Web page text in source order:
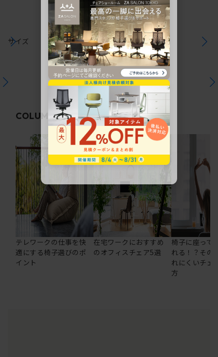
サイズ
COLUMN関連コラム
テレワークの仕事を快
適にする椅子選びのポ
イント
在宅ワークにおすすめ
のオフィスチェア5選
椅子に座って
れる！？その
れにくいチェ
方